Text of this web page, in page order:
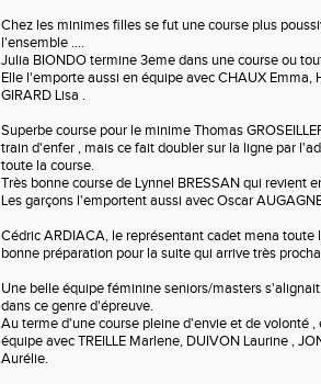
Chez les minimes filles se fut une course plus
l'ensemble ….
Julia BIONDO termine 3eme dans une course ou
Elle l'emporte aussi en équipe avec CHAUX Emma,
GIRARD Lisa .
Superbe course pour le minime Thomas
train d'enfer , mais ce fait doubler sur la ligne par
toute la course.
Très bonne course de Lynnel BRESSAN qui revient
Les garçons l'emportent aussi avec Oscar
Cédric ARDIACA, le représentant cadet mena toute
bonne préparation pour la suite qui arrive très
Une belle équipe féminine seniors/masters
dans ce genre d'épreuve.
Au terme d'une course pleine d'envie et de volonté
équipe avec TREILLE Marlene, DUIVON Laurine ,
Aurélie.